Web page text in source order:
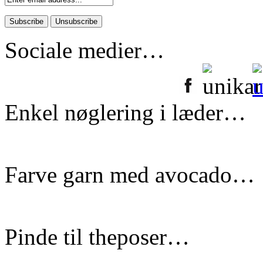
Sociale medier…
Enkel nøglering i læder…
Farve garn med avocado…
Pinde til theposer…